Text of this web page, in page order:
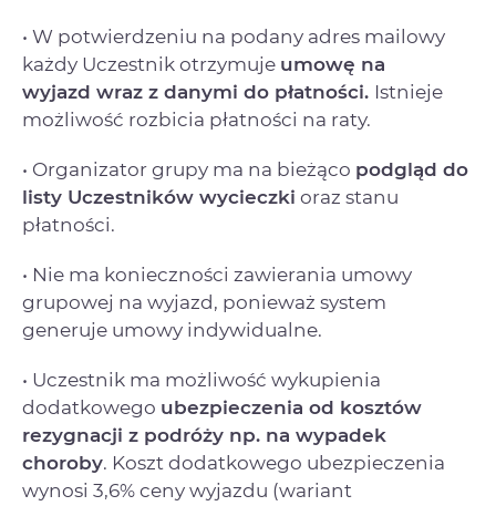
• W potwierdzeniu na podany adres mailowy
każdy Uczestnik otrzymuje umowę na
wyjazd wraz z danymi do płatności. Istnieje
możliwość rozbicia płatności na raty.
• Organizator grupy ma na bieżąco podgląd do
listy Uczestników wycieczki oraz stanu
płatności.
• Nie ma konieczności zawierania umowy
grupowej na wyjazd, ponieważ system
generuje umowy indywidualne.
• Uczestnik ma możliwość wykupienia
dodatkowego ubezpieczenia od kosztów
rezygnacji z podróży np. na wypadek
choroby. Koszt dodatkowego ubezpieczenia
wynosi 3,6% ceny wyjazdu (wariant